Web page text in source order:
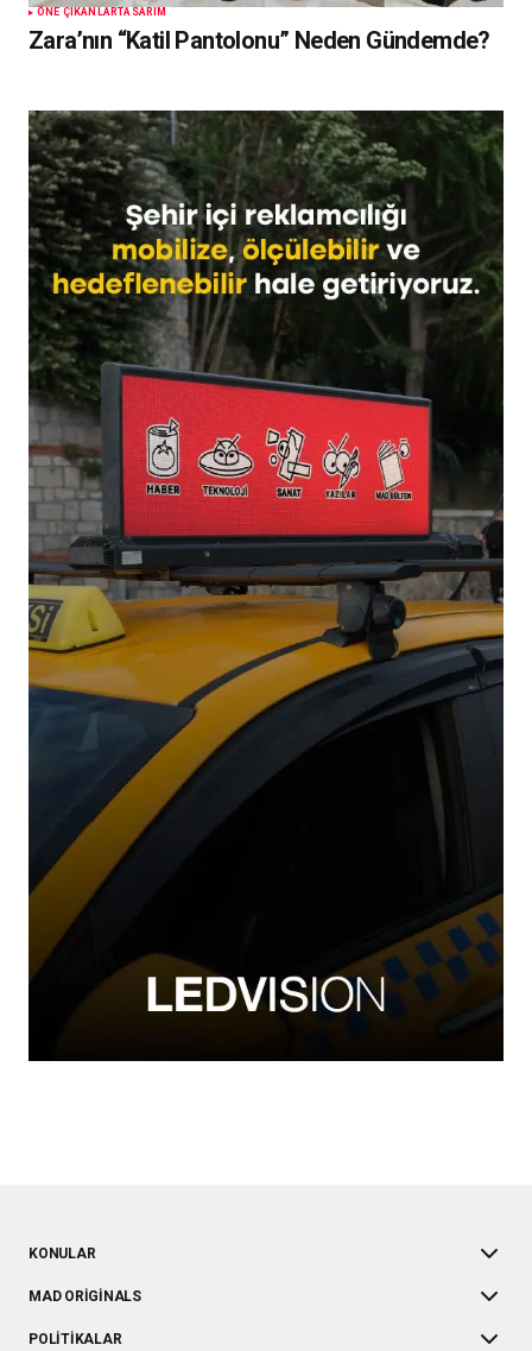
ÖNE ÇIKANLARTASARIM
Zara’nın “Katil Pantolonu” Neden Gündemde?
KONULAR
MAD ORIGINALS
POLITIKALAR